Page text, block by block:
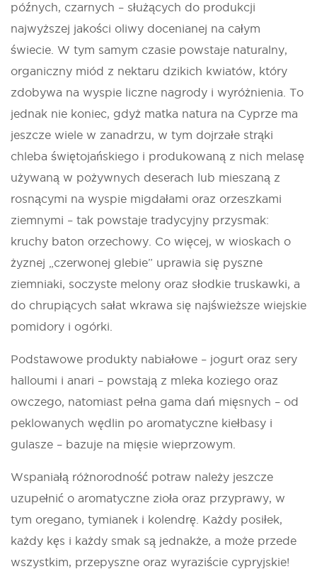
późnych, czarnych – służących do produkcji
najwyższej jakości oliwy docenianej na całym
świecie. W tym samym czasie powstaje naturalny,
organiczny miód z nektaru dzikich kwiatów, który
zdobywa na wyspie liczne nagrody i wyróżnienia. To
jednak nie koniec, gdyż matka natura na Cyprze ma
jeszcze wiele w zanadrzu, w tym dojrzałe strąki
chleba świętojańskiego i produkowaną z nich melasę
używaną w pożywnych deserach lub mieszaną z
rosnącymi na wyspie migdałami oraz orzeszkami
ziemnymi – tak powstaje tradycyjny przysmak:
kruchy baton orzechowy. Co więcej, w wioskach o
żyznej „czerwonej glebie” uprawia się pyszne
ziemniaki, soczyste melony oraz słodkie truskawki, a
do chrupiących sałat wkrawa się najświeższe wiejskie
pomidory i ogórki.
Podstawowe produkty nabiałowe – jogurt oraz sery
halloumi i anari – powstają z mleka koziego oraz
owczego, natomiast pełna gama dań mięsnych – od
peklowanych wędlin po aromatyczne kiełbasy i
gulasze – bazuje na mięsie wieprzowym.
Wspaniałą różnorodność potraw należy jeszcze
uzupełnić o aromatyczne zioła oraz przyprawy, w
tym oregano, tymianek i kolendrę. Każdy posiłek,
każdy kęs i każdy smak są jednakże, a może przede
wszystkim, przepyszne oraz wyraziście cypryjskie!